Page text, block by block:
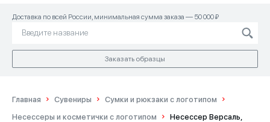
Доставка по всей России, минимальная сумма заказа — 50 000 ₽
Заказать образцы
Главная Сувениры
Сумки и рюкзаки с логотипом
Несессеры и косметички с логотипом
Несессер Версаль,